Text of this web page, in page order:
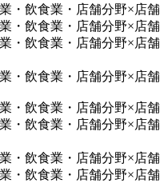
・飲食業・店舗分野×店
・飲食業・店舗分野×店
・飲食業・店舗分野×店
・飲食業・店舗分野×店
・飲食業・店舗分野×店
・飲食業・店舗分野×
・飲食業・店舗分野×店
・飲食業・店舗分野×店